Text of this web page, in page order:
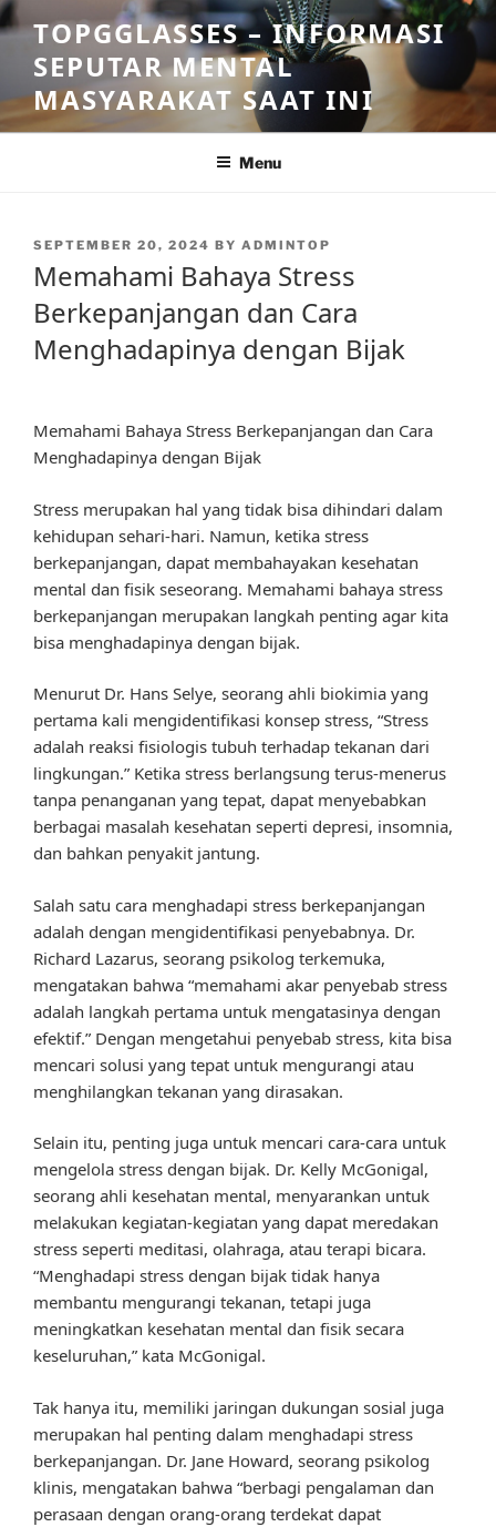
Skip
to
content
TOPGGLASSES – INFORMASI
SEPUTAR MENTAL
MASYARAKAT SAAT INI
Menu
POSTED
SEPTEMBER 20, 2024 BY ADMINTOP
Memahami Bahaya Stress
Berkepanjangan dan Cara
Menghadapinya dengan Bijak
Memahami Bahaya Stress Berkepanjangan dan Cara
Menghadapinya dengan Bijak
Stress merupakan hal yang tidak bisa dihindari dalam
kehidupan sehari-hari. Namun, ketika stress
berkepanjangan, dapat membahayakan kesehatan
mental dan fisik seseorang. Memahami bahaya stress
berkepanjangan merupakan langkah penting agar kita
bisa menghadapinya dengan bijak.
Menurut Dr. Hans Selye, seorang ahli biokimia yang
pertama kali mengidentifikasi konsep stress, “Stress
adalah reaksi fisiologis tubuh terhadap tekanan dari
lingkungan.” Ketika stress berlangsung terus-menerus
tanpa penanganan yang tepat, dapat menyebabkan
berbagai masalah kesehatan seperti depresi, insomnia,
dan bahkan penyakit jantung.
Salah satu cara menghadapi stress berkepanjangan
adalah dengan mengidentifikasi penyebabnya. Dr.
Richard Lazarus, seorang psikolog terkemuka,
mengatakan bahwa “memahami akar penyebab stress
adalah langkah pertama untuk mengatasinya dengan
efektif.” Dengan mengetahui penyebab stress, kita bisa
mencari solusi yang tepat untuk mengurangi atau
menghilangkan tekanan yang dirasakan.
Selain itu, penting juga untuk mencari cara-cara untuk
mengelola stress dengan bijak. Dr. Kelly McGonigal,
seorang ahli kesehatan mental, menyarankan untuk
melakukan kegiatan-kegiatan yang dapat meredakan
stress seperti meditasi, olahraga, atau terapi bicara.
“Menghadapi stress dengan bijak tidak hanya
membantu mengurangi tekanan, tetapi juga
meningkatkan kesehatan mental dan fisik secara
keseluruhan,” kata McGonigal.
Tak hanya itu, memiliki jaringan dukungan sosial juga
merupakan hal penting dalam menghadapi stress
berkepanjangan. Dr. Jane Howard, seorang psikolog
klinis, mengatakan bahwa “berbagi pengalaman dan
perasaan dengan orang-orang terdekat dapat